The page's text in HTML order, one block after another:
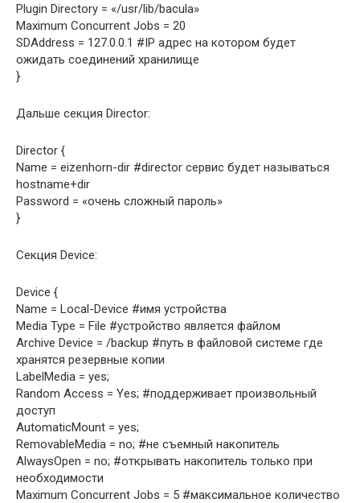
Plugin Directory = «/usr/lib/bacula»
Maximum Concurrent Jobs = 20
SDAddress = 127.0.0.1 #IP адрес на котором будет
ожидать соединений хранилище
}
Дальше секция Director:
Director {
Name = eizenhorn-dir #director сервис будет называться
hostname+dir
Password = «очень сложный пароль»
}
Секция Device:
Device {
Name = Local-Device #имя устройства
Media Type = File #устройство является файлом
Archive Device = /backup #путь в файловой системе где
хранятся резервные копии
LabelMedia = yes;
Random Access = Yes; #поддерживает произвольный
доступ
AutomaticMount = yes;
RemovableMedia = no; #не съемный накопитель
AlwaysOpen = no; #открывать накопитель только при
необходимости
Maximum Concurrent Jobs = 5 #максимальное количество